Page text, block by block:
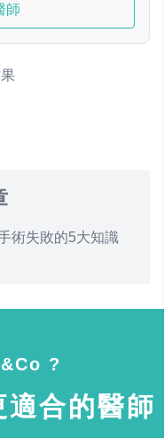
師
術失敗的5大知識
?
合的醫師